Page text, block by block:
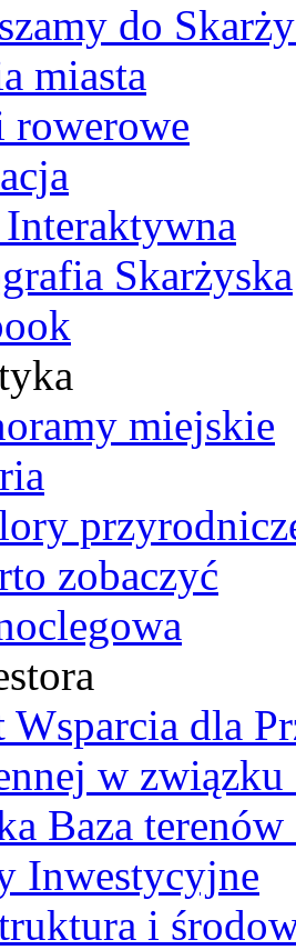
do
miasta
rowerowe
Skarżyska
miejskie
zobaczyć
Wsparcia dla
w
Baza
Inwestycyjne
i